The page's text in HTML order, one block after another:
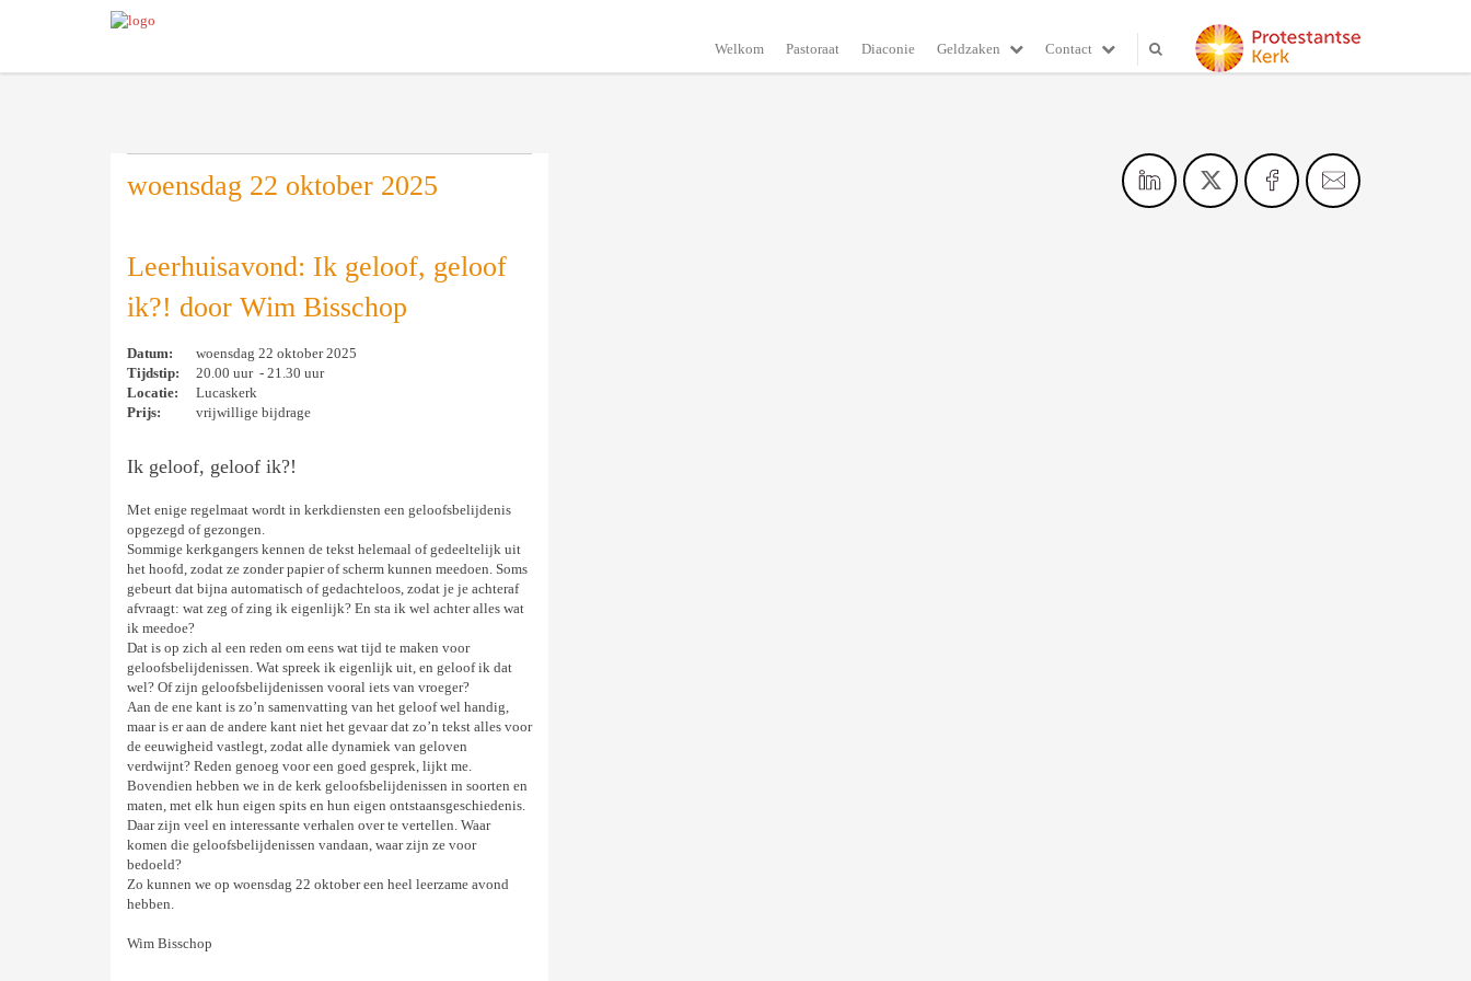
Welkom Pastoraat Diaconie Geldzaken Contact
woensdag 22 oktober 2025
Leerhuisavond: Ik geloof, geloof
ik?! door Wim Bisschop
Datum:
woensdag 22 oktober 2025
Tijdstip:
20.00 uur - 21.30 uur
Locatie:
Lucaskerk
Prijs:
vrijwillige bijdrage
Ik geloof, geloof ik?!
Met enige regelmaat wordt in kerkdiensten een geloofsbelijdenis
opgezegd of gezongen.
Sommige kerkgangers kennen de tekst helemaal of gedeeltelijk uit
het hoofd, zodat ze zonder papier of scherm kunnen meedoen. Soms
gebeurt dat bijna automatisch of gedachteloos, zodat je je achteraf
afvraagt: wat zeg of zing ik eigenlijk? En sta ik wel achter alles wat
ik meedoe?
Dat is op zich al een reden om eens wat tijd te maken voor
geloofsbelijdenissen. Wat spreek ik eigenlijk uit, en geloof ik dat
wel? Of zijn geloofsbelijdenissen vooral iets van vroeger?
Aan de ene kant is zo’n samenvatting van het geloof wel handig,
maar is er aan de andere kant niet het gevaar dat zo’n tekst alles voor
de eeuwigheid vastlegt, zodat alle dynamiek van geloven
verdwijnt? Reden genoeg voor een goed gesprek, lijkt me.
Bovendien hebben we in de kerk geloofsbelijdenissen in soorten en
maten, met elk hun eigen spits en hun eigen ontstaansgeschiedenis.
Daar zijn veel en interessante verhalen over te vertellen. Waar
komen die geloofsbelijdenissen vandaan, waar zijn ze voor
bedoeld?
Zo kunnen we op woensdag 22 oktober een heel leerzame avond
hebben.
Wim Bisschop